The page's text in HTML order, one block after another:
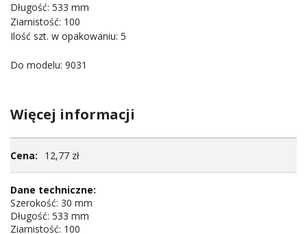
Długość: 533 mm
Ziarnistość: 100
Ilość szt. w opakowaniu: 5
Do modelu: 9031
Więcej informacji
informacji12,77 zł
Szerokość: 30 mm
Długość: 533 mm
Ziarnistość: 100